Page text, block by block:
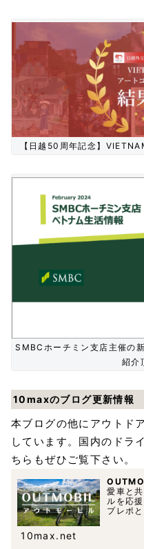
【日越50周年記念】
SMBCホーチミン支店主催の
紹介
10maxのブログ更新情報
本ブログの他にアウトド
しています。国内のドラ
ちらもぜひご覧下さい。
愛車と
ルを応
プレポ
10max.net